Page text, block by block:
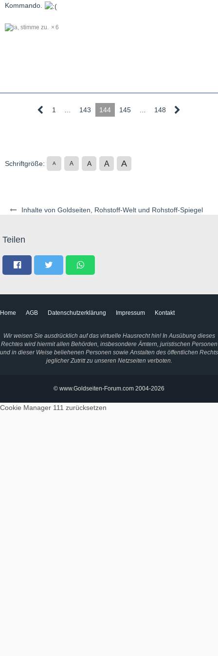
Inhalte von Goldseiten, Rohstoff-Welt und Rohstoff-Spiegel
Kommando.
6
1 143 144 145 148
Schriftgröße: A A A A A
Teilen
Home AGB Datenschutzerklärung Impressum Kontakt
Wir weisen Sie ausdrücklich auf das virtuelle Hausrecht hin! In Ausübung dieses
Rechtes wird hiermit allen Behörden, insbesondere Ämtern, juristischen Personen
und in dieser Weise beliehenen Personen sowie Anstalten des öffentlichen Rechts
jeglicher Zutritt zu unseren Netzseiten verboten.
© www.Goldseiten-Forum.com 2004-2026
Cookie Manager 111 zurücksetzen